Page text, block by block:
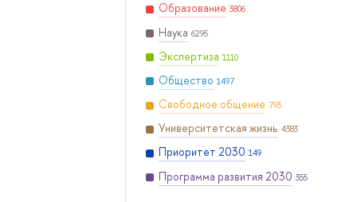
Образование 3806
Наука 6295
Экспертиза 1110
Общество 1497
Свободное общение 793
Университетская жизнь 4383
Приоритет 2030 149
Программа развития 2030 355